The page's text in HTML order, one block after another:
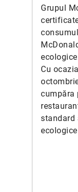
Grupul
Cu
cumpăra
standard